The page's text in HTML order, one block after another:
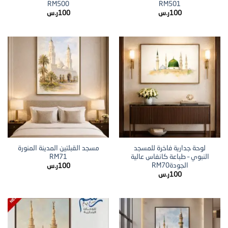
RM501
100ر.س
RM500
100ر.س
لوحة جدارية فاخرة للمسجد
النبوي – طباعة كانفاس عالية
الجودةRM70
100ر.س
مسجد القبلتين المدينة المنورة
RM71
100ر.س